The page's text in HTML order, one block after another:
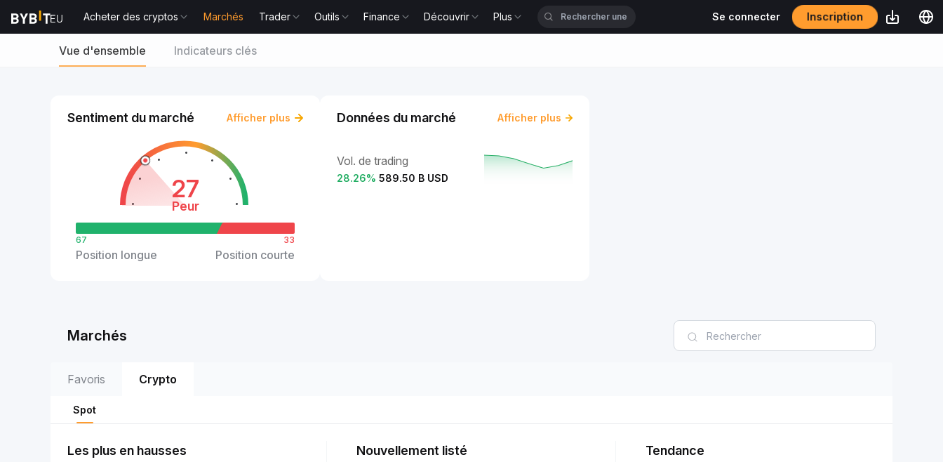
Acheter des cryptos Marchés Trader Outils Finance Découvrir Plus Se connecter Inscription
Vue d'ensemble Indicateurs clés
Sentiment du marché Afficher plus
27
Peur
67
Position longue
33
Position courte
Données du marché Afficher plus
Vol. de trading
28.26% 589.50 B USD
Marchés
Favoris Crypto
Spot
Les plus en hausses Nouvellement listé Tendance